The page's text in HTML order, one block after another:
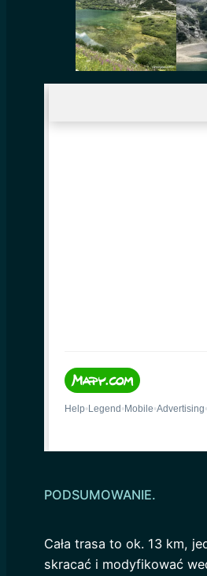
PODSUMOWANIE.
Cała trasa to ok. 13 km,
skracać i modyfikować